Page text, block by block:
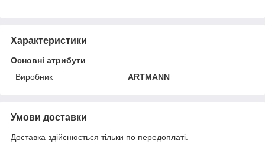
Характеристики
Основні атрибути
Виробник
ARTMANN
Умови доставки
Доставка здійснюється тільки по передоплаті.